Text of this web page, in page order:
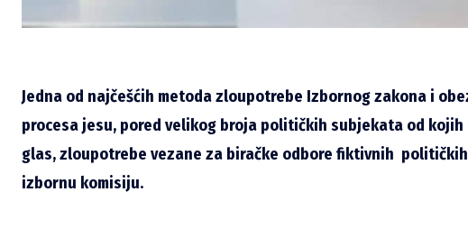
Jedna od najčešćih metoda zloupotrebe Izbornog zakona i
procesa jesu, pored velikog broja političkih subjekata od
glas,zloupotrebe vezane za biračke odbore fiktivnih
izbornu komisiju.